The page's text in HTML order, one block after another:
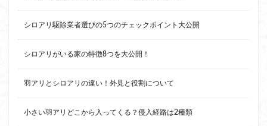
シロアリ駆除業者選びの5つのチェックポイント大公開
シロアリがいる家の特徴8つを大公開！
羽アリとシロアリの違い！外見と役割について
小さい羽アリどこから入ってくる？侵入経路は2種類